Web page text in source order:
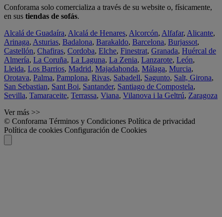
Conforama solo comercializa a través de su website o, físicamente,
en sus tiendas de sofás.
Alcalá de Guadaíra, Alcalá de Henares, Alcorcón, Alfafar, Alicante,
Arinaga, Asturias, Badalona, Barakaldo, Barcelona, Burjassot,
Castellón, Chafiras, Cordoba, Elche, Finestrat, Granada, Huércal de
Almería, La Coruña, La Laguna, La Zenia, Lanzarote, León,
Lleida, Los Barrios, Madrid, Majadahonda, Málaga, Murcia,
Orotava, Palma, Pamplona, Rivas, Sabadell, Sagunto, Salt, Girona,
San Sebastian, Sant Boi, Santander, Santiago de Compostela,
Sevilla, Tamaraceite, Terrassa, Viana, Vilanova i la Geltrú, Zaragoza
Ver más >>
© Conforama Términos y Condiciones Política de privacidad
Política de cookies Configuración de Cookies